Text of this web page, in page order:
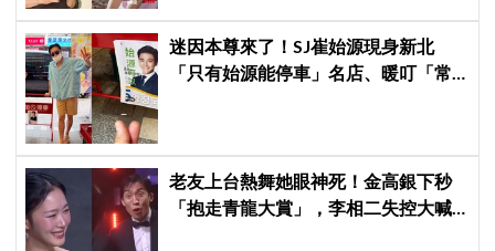
迷因本尊來了！SJ崔始源現身新北
「只有始源能停車」名店、暖叮「常
老友上台熱舞她眼神死！金高銀下秒
「抱走青龍大賞」，李相二失控大喊